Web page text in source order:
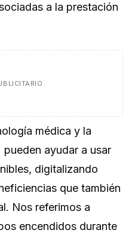
a la prestación
médica y la
ayudar a usar
digitalizando
que también
Nos referimos a
encendidos durante